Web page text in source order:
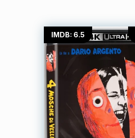
IMDB: 6.5